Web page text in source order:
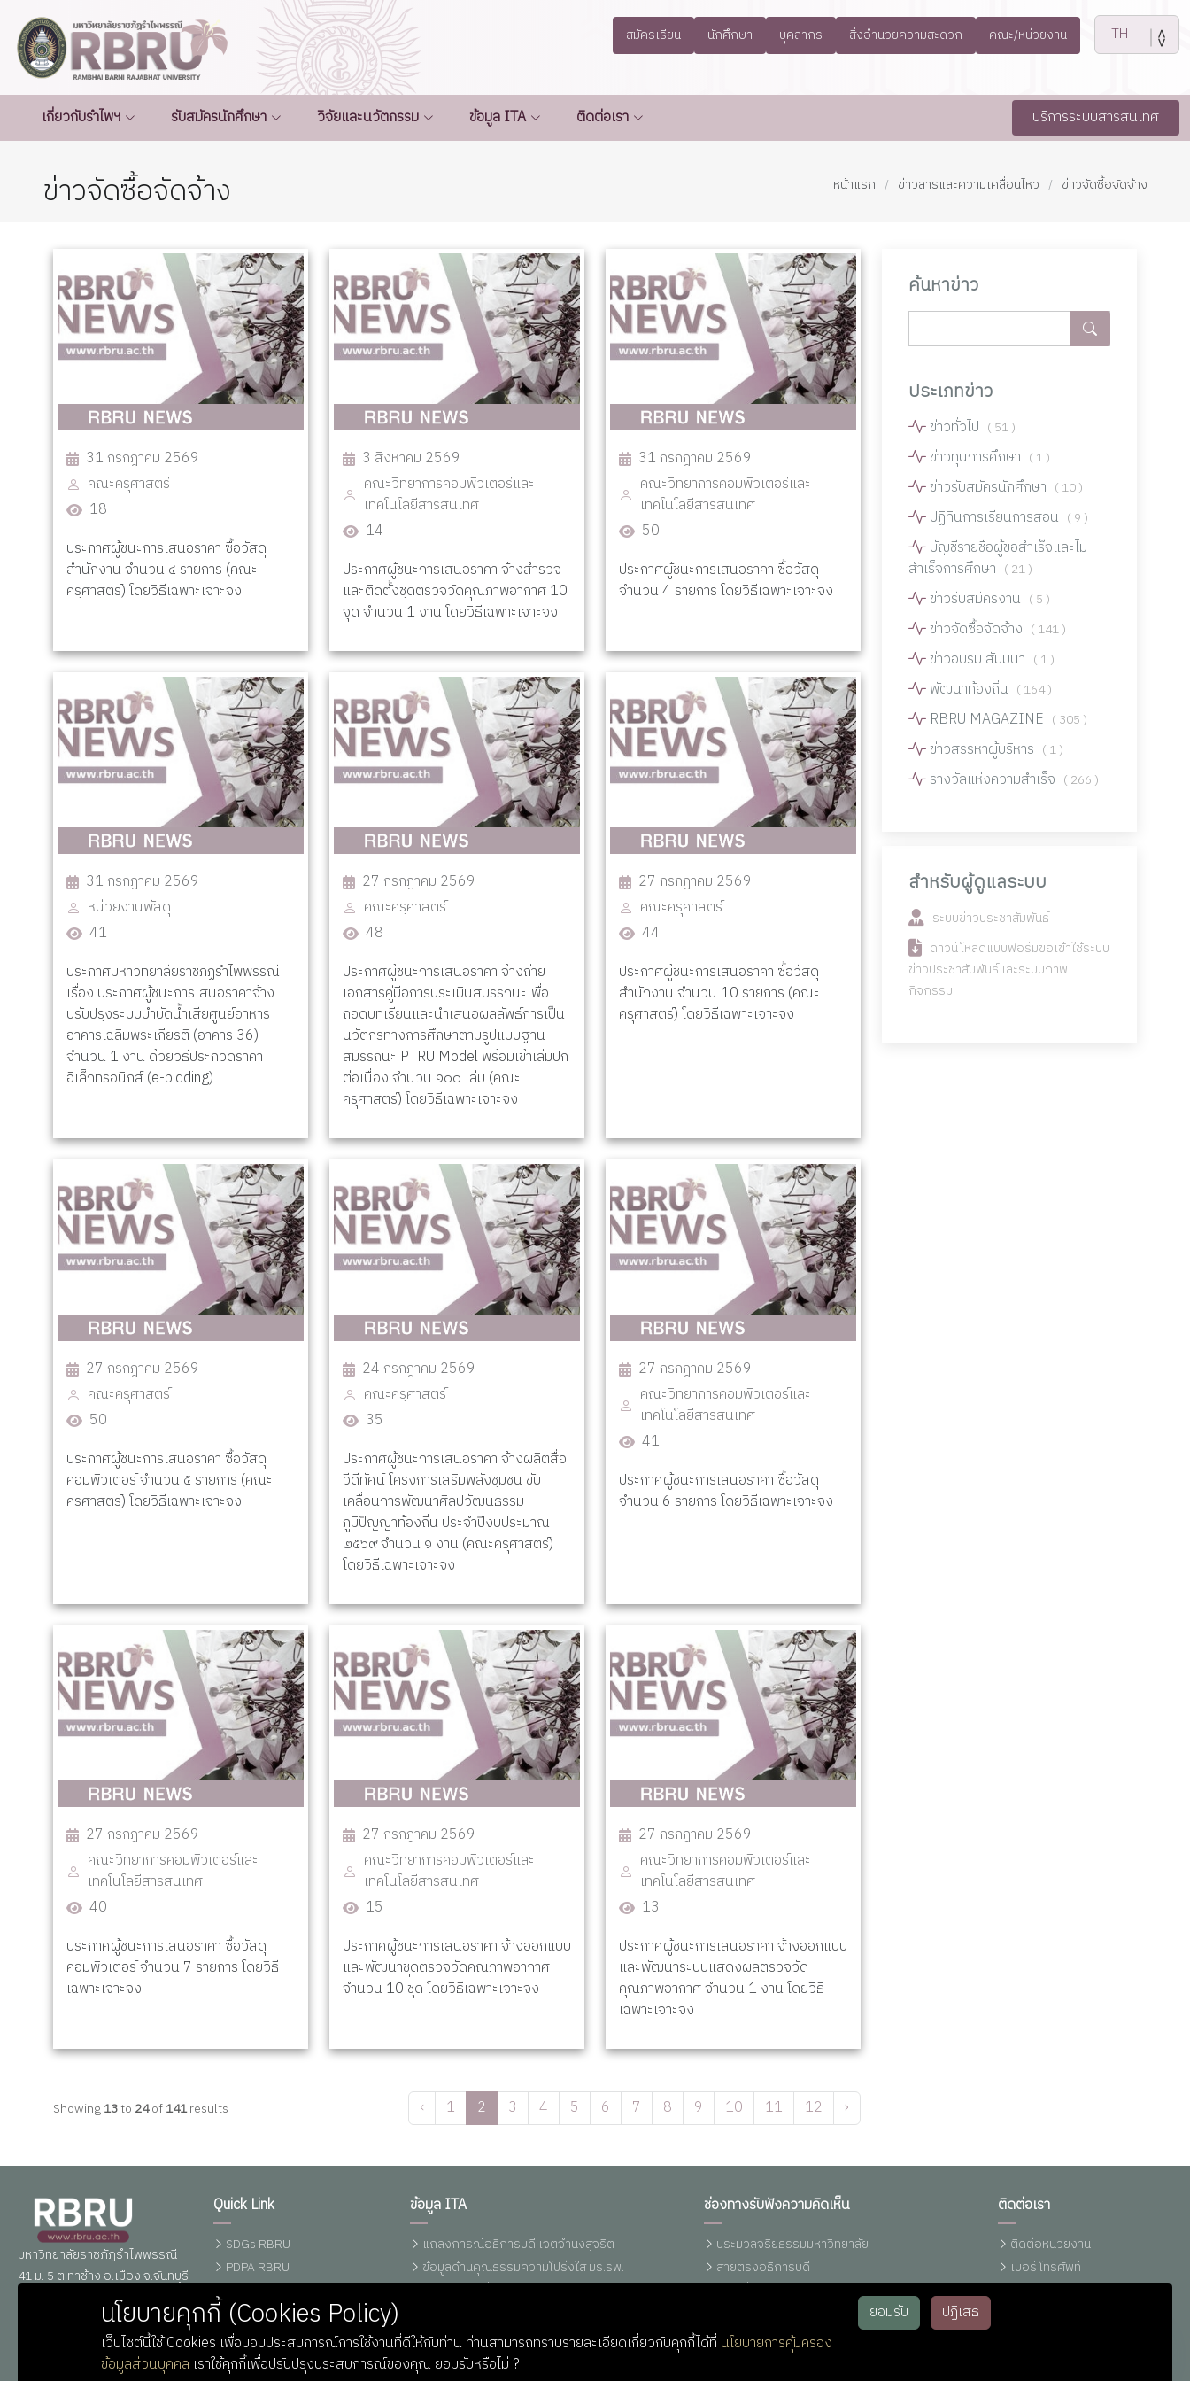
สมัครเรียน นักศึกษา บุคลากร สิ่งอำนวยความสะดวก คณะ/หน่วยงาน
เกี่ยวกับรำไพฯ รับสมัครนักศึกษา วิจัยและนวัตกรรม ข้อมูล ITA ติดต่อเรา บริการระบบสารสนเทศ
ข่าวจัดซื้อจัดจ้าง หน้าแรก ข่าวสารและความเคลื่อนไหว ข่าวจัดซื้อจัดจ้าง
31 กรกฎาคม 2569
คณะครุศาสตร์
18
ประกาศผู้ชนะการเสนอราคา ซื้อวัสดุ
สำนักงาน จำนวน ๔ รายการ (คณะ
ครุศาสตร์) โดยวิธีเฉพาะเจาะจง
3 สิงหาคม 2569
คณะวิทยาการคอมพิวเตอร์และ
เทคโนโลยีสารสนเทศ
14
ประกาศผู้ชนะการเสนอราคา จ้างสำรวจ
และติดตั้งชุดตรวจวัดคุณภาพอากาศ 10
จุด จำนวน 1 งาน โดยวิธีเฉพาะเจาะจง
31 กรกฎาคม 2569
คณะวิทยาการคอมพิวเตอร์และ
เทคโนโลยีสารสนเทศ
50
ประกาศผู้ชนะการเสนอราคา ซื้อวัสดุ
จำนวน 4 รายการ โดยวิธีเฉพาะเจาะจง
31 กรกฎาคม 2569
หน่วยงานพัสดุ
41
ประกาศมหาวิทยาลัยราชภัฏรำไพพรรณี
เรื่อง ประกาศผู้ชนะการเสนอราคาจ้าง
ปรับปรุงระบบบำบัดน้ำเสียศูนย์อาหาร
อาคารเฉลิมพระเกียรติ (อาคาร 36)
จำนวน 1 งาน ด้วยวิธีประกวดราคา
อิเล็กทรอนิกส์ (e-bidding)
27 กรกฎาคม 2569
คณะครุศาสตร์
48
ประกาศผู้ชนะการเสนอราคา จ้างถ่าย
เอกสารคู่มือการประเมินสมรรถนะเพื่อ
ถอดบทเรียนและนำเสนอผลลัพธ์การเป็น
นวัตกรทางการศึกษาตามรูปแบบฐาน
สมรรถนะ PTRU Model พร้อมเข้าเล่มปก
ต่อเนื่อง จำนวน ๑๐๐ เล่ม (คณะ
ครุศาสตร์) โดยวิธีเฉพาะเจาะจง
27 กรกฎาคม 2569
คณะครุศาสตร์
44
ประกาศผู้ชนะการเสนอราคา ซื้อวัสดุ
สำนักงาน จำนวน 10 รายการ (คณะ
ครุศาสตร์) โดยวิธีเฉพาะเจาะจง
27 กรกฎาคม 2569
คณะครุศาสตร์
50
ประกาศผู้ชนะการเสนอราคา ซื้อวัสดุ
คอมพิวเตอร์ จำนวน ๕ รายการ (คณะ
ครุศาสตร์) โดยวิธีเฉพาะเจาะจง
24 กรกฎาคม 2569
คณะครุศาสตร์
35
ประกาศผู้ชนะการเสนอราคา จ้างผลิตสื่อ
วีดีทัศน์ โครงการเสริมพลังชุมชน ขับ
เคลื่อนการพัฒนาศิลปวัฒนธรรม
ภูมิปัญญาท้องถิ่น ประจำปีงบประมาณ
๒๕๖๙ จำนวน ๑ งาน (คณะครุศาสตร์)
โดยวิธีเฉพาะเจาะจง
27 กรกฎาคม 2569
คณะวิทยาการคอมพิวเตอร์และ
เทคโนโลยีสารสนเทศ
41
ประกาศผู้ชนะการเสนอราคา ซื้อวัสดุ
จำนวน 6 รายการ โดยวิธีเฉพาะเจาะจง
27 กรกฎาคม 2569
คณะวิทยาการคอมพิวเตอร์และ
เทคโนโลยีสารสนเทศ
40
ประกาศผู้ชนะการเสนอราคา ซื้อวัสดุ
คอมพิวเตอร์ จำนวน 7 รายการ โดยวิธี
เฉพาะเจาะจง
27 กรกฎาคม 2569
คณะวิทยาการคอมพิวเตอร์และ
เทคโนโลยีสารสนเทศ
15
ประกาศผู้ชนะการเสนอราคา จ้างออกแบบ
และพัฒนาชุดตรวจวัดคุณภาพอากาศ
จำนวน 10 ชุด โดยวิธีเฉพาะเจาะจง
27 กรกฎาคม 2569
คณะวิทยาการคอมพิวเตอร์และ
เทคโนโลยีสารสนเทศ
13
ประกาศผู้ชนะการเสนอราคา จ้างออกแบบ
และพัฒนาระบบแสดงผลตรวจวัด
คุณภาพอากาศ จำนวน 1 งาน โดยวิธี
เฉพาะเจาะจง
Showing13to 24of141results ‹ 1 2 3 4 5 6 7 8 9 10 11 12 ›
ค้นหาข่าว
ประเภทข่าว
ข่าวทั่วไป ( 51 )
ข่าวทุนการศึกษา ( 1 )
ข่าวรับสมัครนักศึกษา ( 10 )
ปฏิทินการเรียนการสอน ( 9 )
บัญชีรายชื่อผู้ขอสำเร็จและไม่
สำเร็จการศึกษา ( 21 )
ข่าวรับสมัครงาน ( 5 )
ข่าวจัดซื้อจัดจ้าง ( 141 )
ข่าวอบรม สัมมนา ( 1 )
พัฒนาท้องถิ่น ( 164 )
RBRU MAGAZINE ( 305 )
ข่าวสรรหาผู้บริหาร ( 1 )
รางวัลแห่งความสำเร็จ ( 266 )
สำหรับผู้ดูแลระบบ
ระบบข่าวประชาสัมพันธ์
ดาวน์โหลดแบบฟอร์มขอเข้าใช้ระบบ
ข่าวประชาสัมพันธ์และระบบภาพ
กิจกรรม
มหาวิทยาลัยราชภัฏรำไพพรรณี
41 ม. 5 ต.ท่าช้าง อ.เมือง จ.จันทบุรี
โทรศัพท์ : 039-319111 ต่อ
อีเมลล์ : saraban@rbru.ac.th
Quick Link
SDGs RBRU
PDPA RBRU
อิเล็กทรอนิกส์ทางราชการ
ข้อมูล ITA
แถลงการณ์อธิการบดี เจตจำนงสุจริต
ข้อมูลด้านคุณธรรมความโปร่งใส มร.รพ.
รายงานการเงินประจำปี
ราคากลางอุปกรณ์คอมพิวเตอร์ (ปรับปรุง
13/03/2566)
ช่องทางรับฟังความคิดเห็น
ประมวลจริยธรรมมหาวิทยาลัย
สายตรงอธิการบดี
แจ้งเบาะแสการทุจริต (ปปท.)
ติดต่อเรา
ติดต่อหน่วยงาน
เบอร์โทรศัพท์
นโยบายคุกกี้ (Cookies Policy)
เว็บไซต์นี้ใช้ Cookies เพื่อมอบประสบการณ์การใช้งานที่ดีให้กับท่าน ท่านสามารถทราบรายละเอียดเกี่ยวกับคุกกี้ได้ที่ นโยบายการคุ้มครอง
ข้อมูลส่วนบุคคล เราใช้คุกกี้เพื่อปรับปรุงประสบการณ์ของคุณ ยอมรับหรือไม่ ?
ยอมรับ ปฏิเสธ